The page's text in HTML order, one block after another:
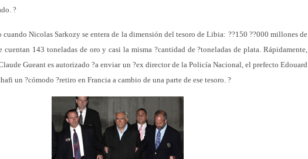
?
cuando Nicolas Sarkozy se entera de la dimensión del tesoro de Libia: ??150 ??000 millones de
cuentan 143 toneladas de oro y casi la misma ?cantidad de ?toneladas de plata. Rápidamente,
Gueant es autorizado ?a enviar un ?ex director de la Policía Nacional, el prefecto Edouard
un ?cómodo ?retiro en Francia a cambio de una parte de ese tesoro. ?